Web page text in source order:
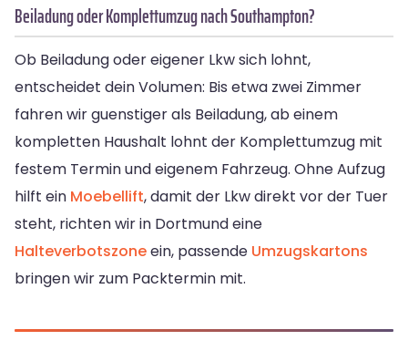
Beiladung oder Komplettumzug nach Southampton?
Ob Beiladung oder eigener Lkw sich lohnt,
entscheidet dein Volumen: Bis etwa zwei Zimmer
fahren wir guenstiger als Beiladung, ab einem
kompletten Haushalt lohnt der Komplettumzug mit
festem Termin und eigenem Fahrzeug. Ohne Aufzug
hilft ein Moebellift, damit der Lkw direkt vor der Tuer
steht, richten wir in Dortmund eine
Halteverbotszoneein, passende Umzugskartons
bringen wir zum Packtermin mit.